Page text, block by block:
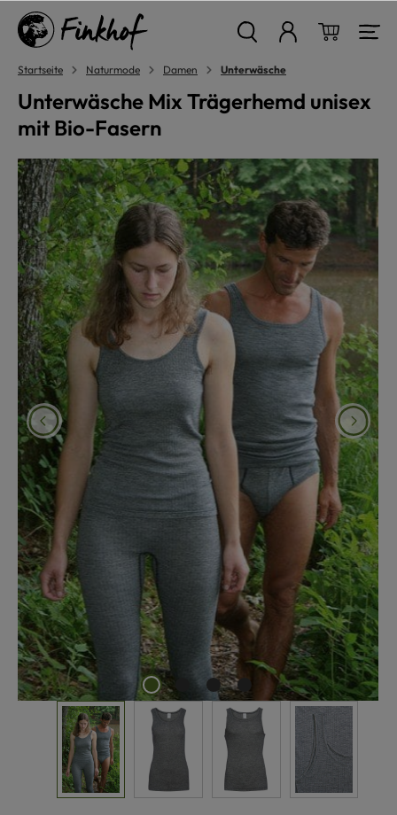
springen
Startseite Naturmode Damen Unterwäsche
Unterwäsche Mix Trägerhemd unisex
mit Bio-Fasern
Bildergalerie überspringen